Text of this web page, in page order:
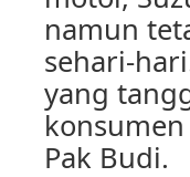
namun
sehari-
yang
Pak Budi.